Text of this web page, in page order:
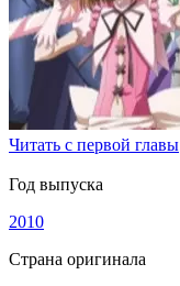
Читать с первой главы
Год выпуска
2010
Страна оригинала